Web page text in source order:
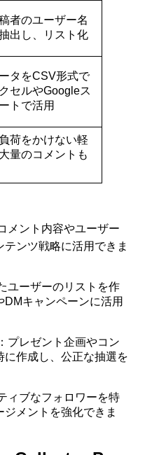
者のユーザー名
出し、リスト化
タをCSV形式で
セルやGoogleス
トで活用
荷をかけない軽
量のコメントも
メント内容やユーザー
ンツ戦略に活用できま
ユーザーのリストを作
キャンペーンに活用
：プレゼント企画やコン
に作成し、公正な抽選を
ィブなフォロワーを特
メントを強化できま